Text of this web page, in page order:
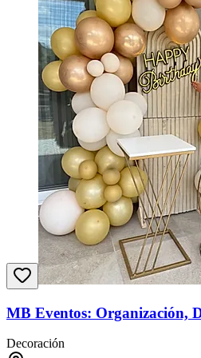
MB Eventos: Organización,
Decoración